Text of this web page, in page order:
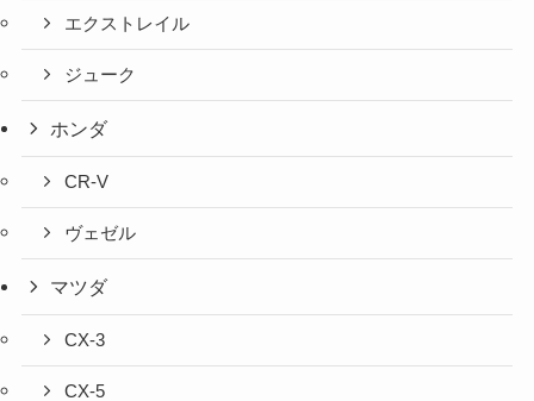
エクストレイル
ジューク
ホンダ
CR-V
ヴェゼル
マツダ
CX-3
CX-5